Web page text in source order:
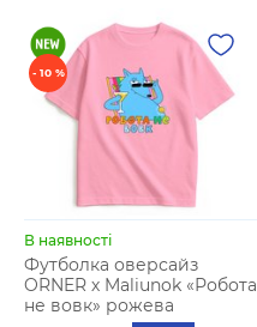
- 10 %
В наявності
Футболка оверсайз
ORNER х Maliunok «Робота
не вовк» рожева